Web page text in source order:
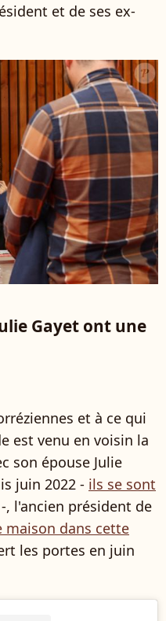
et de ses ex-
Gayet ont une
et à ce qui
est venu en voisin la
son épouse Julie
juin 2022 - ils se sont
-, l'ancien président de
maison dans cette
les portes en juin